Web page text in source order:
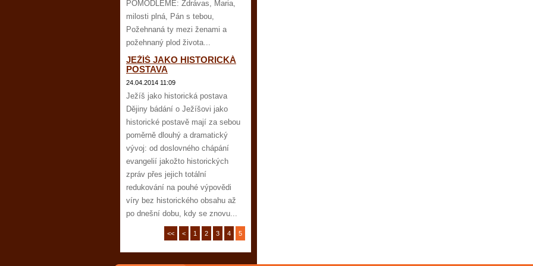
POMODLEME: Zdrávas, Maria,
milosti plná, Pán s tebou,
Požehnaná ty mezi ženami a
požehnaný plod života...
JEŽÍŠ JAKO HISTORICKÁ
POSTAVA
24.04.2014 11:09
Ježíš jako historická postava
Dějiny bádání o Ježíšovi jako
historické postavě mají za sebou
poměrně dlouhý a dramatický
vývoj: od doslovného chápání
evangelií jakožto historických
zpráv přes jejich totální
redukování na pouhé výpovědi
víry bez historického obsahu až
po dnešní dobu, kdy se znovu...
<< < 1 2 3 4 5